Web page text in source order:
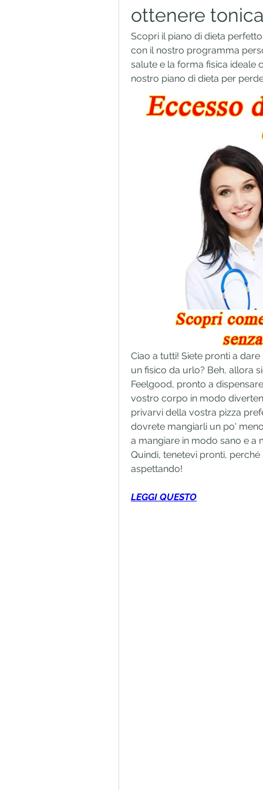
ottenere tonica
Scopri il piano di dieta
con il nostro programma
salute e la forma fisica ideale
nostro piano di dieta per
Ciao a tutti! Siete pronti a
un fisico da urlo? Beh, allora
Feelgood, pronto a
vostro corpo in modo
privarvi della vostra pizza
dovrete mangiarli un po'
a mangiare in modo sano e a
Quindi, tenetevi pronti,
aspettando!
LEGGI QUESTO